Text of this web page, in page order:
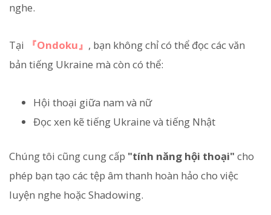
nghe.
Tại 『Ondoku』 , bạn không chỉ có thể đọc các văn
bản tiếng Ukraine mà còn có thể:
Hội thoại giữa nam và nữ
Đọc xen kẽ tiếng Ukraine và tiếng Nhật
Chúng tôi cũng cung cấp "tính năng hội thoại" cho
phép bạn tạo các tệp âm thanh hoàn hảo cho việc
luyện nghe hoặc Shadowing.